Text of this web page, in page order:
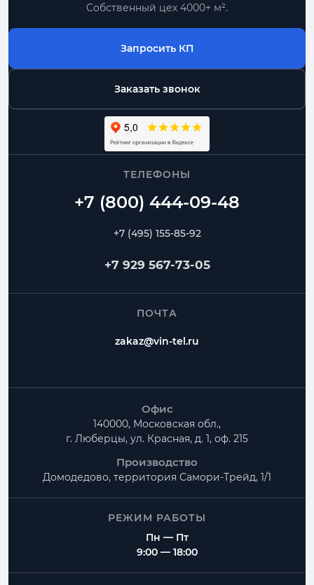
Собственный цех 4000+ м².
Запросить КП
Заказать звонок
ТЕЛЕФОНЫ
+7 (495) 155-85-92
+7 929 567-73-05
ПОЧТА
zakaz@vin-tel.ru
Офис
140000, Московская обл.,
г. Люберцы, ул. Красная, д. 1, оф. 215
Производство
Домодедово, территория Самори-Трейд, 1/1
РЕЖИМ РАБОТЫ
Пн — Пт
9:00 — 18:00